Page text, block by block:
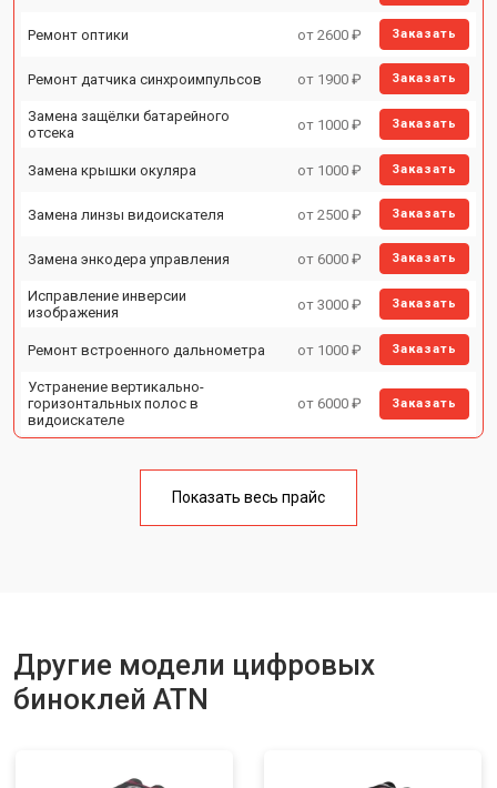
Ремонт оптики от 2600 ₽ Заказать
Ремонт датчика синхроимпульсов от 1900 ₽ Заказать
Замена защёлки батарейного
отсека
от 1000 ₽ Заказать
Замена крышки окуляра от 1000 ₽ Заказать
Замена линзы видоискателя от 2500 ₽ Заказать
Замена энкодера управления от 6000 ₽ Заказать
Исправление инверсии
изображения
от 3000 ₽ Заказать
Ремонт встроенного дальнометра от 1000 ₽ Заказать
Устранение вертикально-
горизонтальных полос в
видоискателе
от 6000 ₽ Заказать
от 2000 ₽
Замена матрицы
Показать весь прайс
Другие модели цифровых
биноклей ATN